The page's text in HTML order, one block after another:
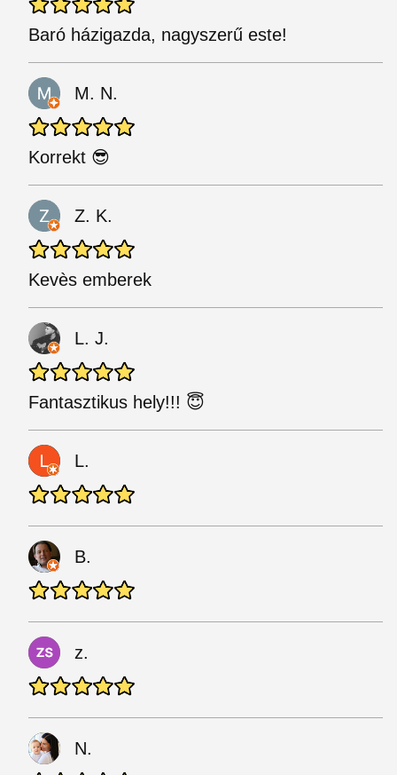
Baró házigazda, nagyszerű este!
M. N.
Korrekt 😎
Z. K.
Kevès emberek
L. J.
Fantasztikus hely!!! 😇
L.
B.
z.
N.